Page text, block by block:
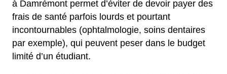
à Damrémont permet d’éviter de devoir payer des
frais de santé parfois lourds et pourtant
incontournables (ophtalmologie, soins dentaires
par exemple), qui peuvent peser dans le budget
limité d’un étudiant.